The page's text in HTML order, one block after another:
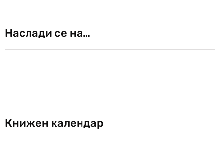
Наслади се на…
Книжен календар